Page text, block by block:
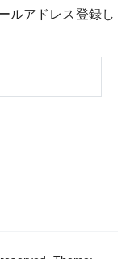
ルアドレス登録し